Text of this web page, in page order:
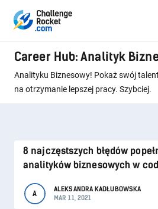
Career Hub: Analityk
Analityku Biznesowy! Pokaż swój
na otrzymanie lepszej pracy. Szybciej.
8 najczęstszych błędów
analityków biznesowych w
A
ALEKSANDRA KADŁUBOWSKA
MAR 11, 2021